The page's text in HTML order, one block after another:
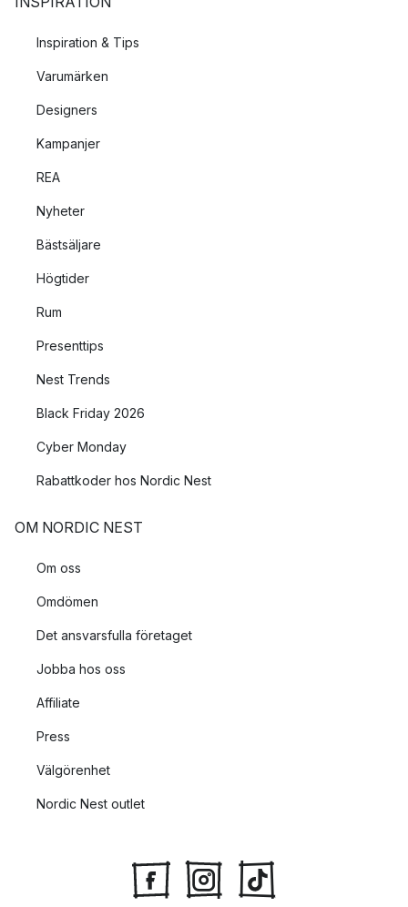
Inspiration & Tips
Varumärken
Designers
Kampanjer
REA
Nyheter
Bästsäljare
Högtider
Rum
Presenttips
Nest Trends
Black Friday 2026
Cyber Monday
Rabattkoder hos Nordic Nest
OM NORDIC NEST
Om oss
Omdömen
Det ansvarsfulla företaget
Jobba hos oss
Affiliate
Press
Välgörenhet
Nordic Nest outlet